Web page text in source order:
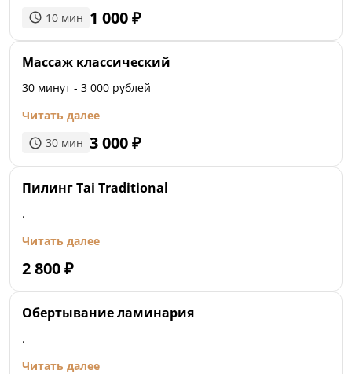
10 мин 1 000₽
Массаж классический
30 минут - 3 000 рублей
Читать далее
30 мин 3 000₽
Пилинг Tai Traditional
.
Читать далее
2 800₽
Обертывание ламинария
.
Читать далее